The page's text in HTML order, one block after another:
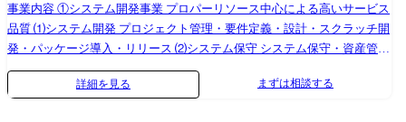
事業内容 ①システム開発事業 プロパーリソース中心による高いサービス
品質 ⑴システム開発 プロジェクト管理・要件定義・設計・スクラッチ開
発・パッケージ導入・リリース ⑵システム保守 システム保守・資産管
理・インフラ運用 ⑶DX推進 BI・RPA・AI・データ分析 ②コンサルティ
ング事業 確かな技術力と課題解決力によるIT経営支援 ⑴システム企画 IT
詳細を見る まずは相談する